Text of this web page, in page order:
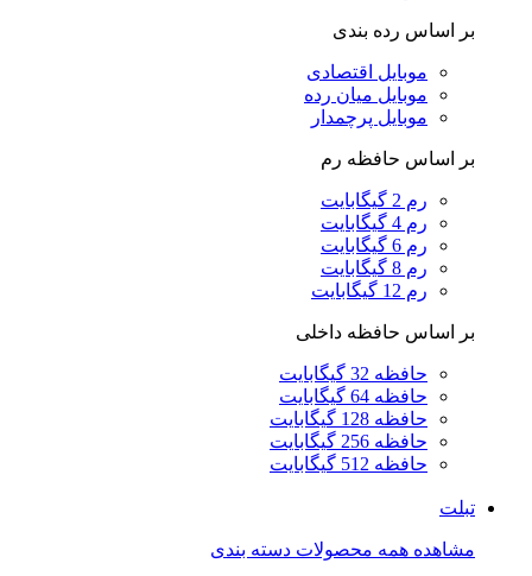
بر اساس رده بندی
موبایل اقتصادی
موبایل میان رده
موبایل پرچمدار
بر اساس حافظه رم
رم 2 گیگابایت
رم 4 گیگابایت
رم 6 گیگابایت
رم 8 گیگابایت
رم 12 گیگابایت
بر اساس حافظه داخلی
حافظه 32 گیگابایت
حافظه 64 گیگابایت
حافظه 128 گیگابایت
حافظه 256 گیگابایت
حافظه 512 گیگابایت
تبلت
مشاهده همه محصولات دسته بندی